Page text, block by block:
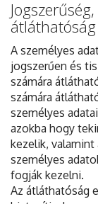
átláthatóság
A személyes
jogszerűen és
számára
számára
személyes
azokba hogy
kezelik, valamint
személyes
fogják kezelni.
Az átláthatóság